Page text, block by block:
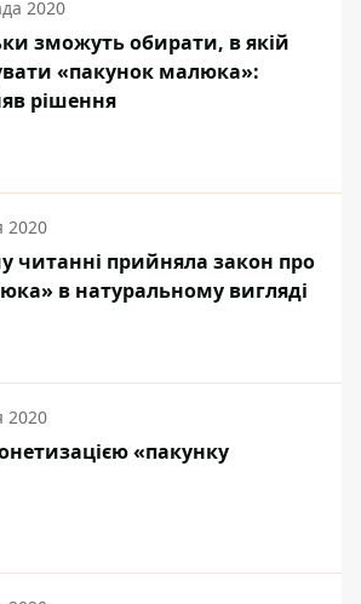
2020
зможуть обирати, в якій
«пакунок малюка»:
рішення
2020
читанні прийняла закон про
в натуральному вигляді
2020
«пакунку